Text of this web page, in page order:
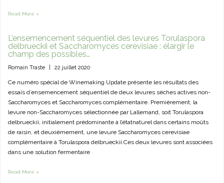
Read More »
L’ensemencement séquentiel des levures Torulaspora
delbrueckii et Saccharomyces cerevisiae : élargir le
champ des possibles…
Romain Traste 22 juillet 2020
Ce numéro spécial de Winemaking Update présente les résultats des
essais d’ensemencement séquentiel de deux levures sèches actives non-
Saccharomyces et Saccharomyces complémentaire. Premièrement, la
levure non-Saccharomyces sélectionnée par Lallemand, soit Torulaspora
delbrueckii, initialement prédominante à l’étatnaturel dans certains moûts
de raisin, et deuxièmement, une levure Saccharomyces cerevisiae
complémentaire à Torulaspora delbrueckii.Ces deux levures sont associées
dans une solution fermentaire
Read More »